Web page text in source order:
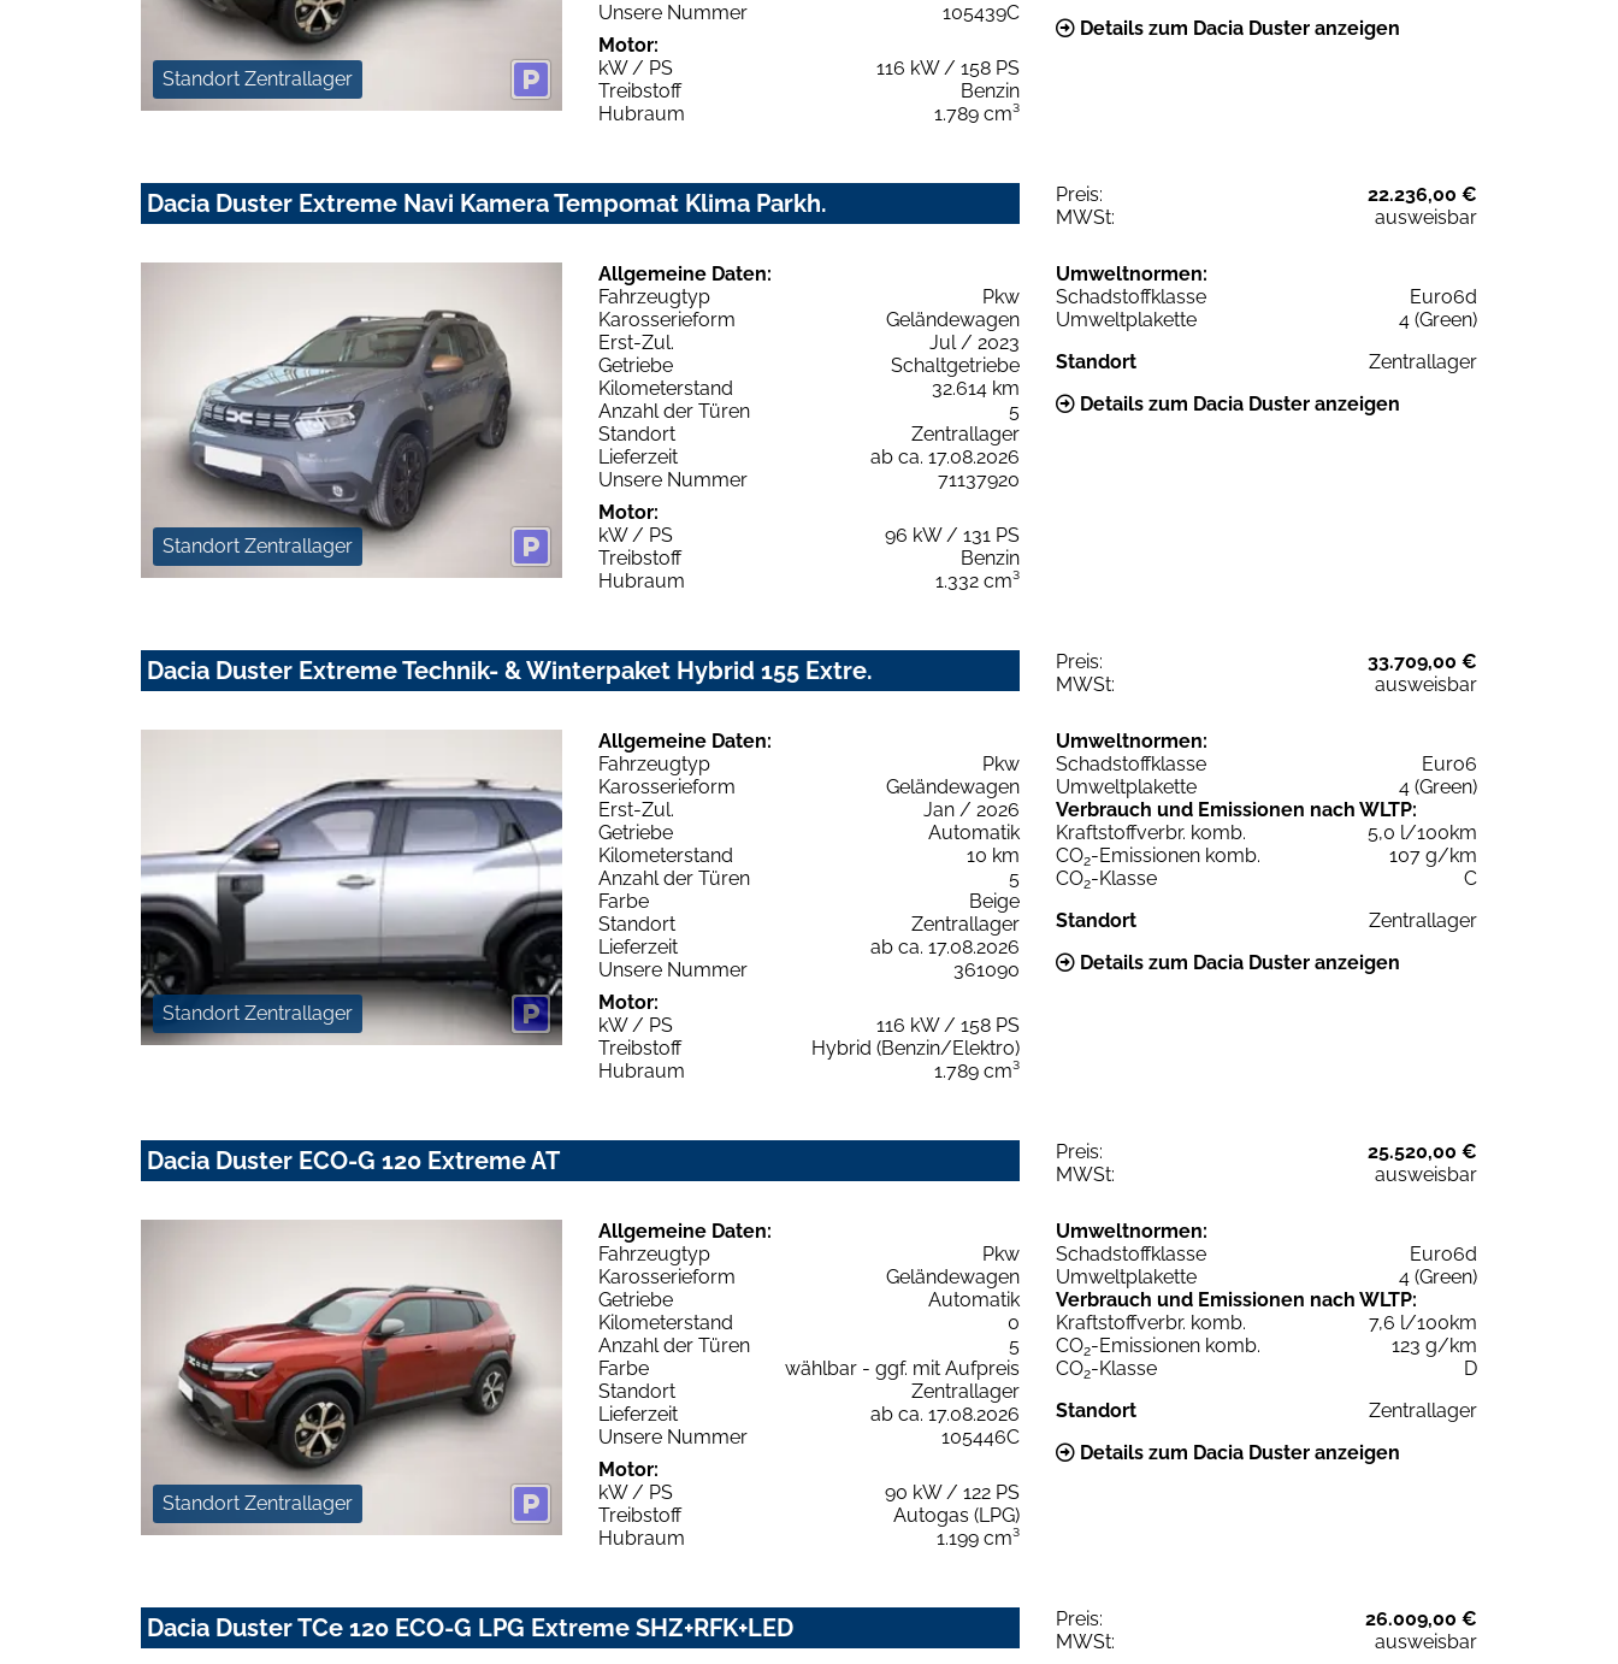
Standort Zentrallager
Unsere Nummer
105439C
Motor:
kW / PS
116 kW / 158 PS
Treibstoff
Benzin
Hubraum
1.789 cm³
Details zum Dacia Duster anzeigen
Dacia Duster Extreme Navi Kamera Tempomat Klima Parkh. Preis:
22.236,00 €
MWSt:
ausweisbar
Standort Zentrallager
Allgemeine Daten:
Fahrzeugtyp
Pkw
Karosserieform
Geländewagen
Erst-Zul.
Jul / 2023
Getriebe
Schaltgetriebe
Kilometerstand
32.614 km
Anzahl der Türen
5
Standort
Zentrallager
Lieferzeit
ab ca. 17.08.2026
Unsere Nummer
71137920
Motor:
kW / PS
96 kW / 131 PS
Treibstoff
Benzin
Hubraum
1.332 cm³
Umweltnormen:
Schadstoffklasse
Euro6d
Umweltplakette
4 (Green)
Standort
Zentrallager
Details zum Dacia Duster anzeigen
Dacia Duster Extreme Technik- & Winterpaket Hybrid 155 Extre. Preis:
33.709,00 €
MWSt:
ausweisbar
Standort Zentrallager
Allgemeine Daten:
Fahrzeugtyp
Pkw
Karosserieform
Geländewagen
Erst-Zul.
Jan / 2026
Getriebe
Automatik
Kilometerstand
10 km
Anzahl der Türen
5
Farbe
Beige
Standort
Zentrallager
Lieferzeit
ab ca. 17.08.2026
Unsere Nummer
361090
Motor:
kW / PS
116 kW / 158 PS
Treibstoff
Hybrid (Benzin/Elektro)
Hubraum
1.789 cm³
Umweltnormen:
Schadstoffklasse
Euro6
Umweltplakette
4 (Green)
Verbrauch und Emissionen nach WLTP:
Kraftstoffverbr. komb.
5,0 l/100km
CO2-Emissionen komb.
107 g/km
CO2-Klasse
C
Standort
Zentrallager
Details zum Dacia Duster anzeigen
Dacia Duster ECO-G 120 Extreme AT Preis:
25.520,00 €
MWSt:
ausweisbar
Standort Zentrallager
Allgemeine Daten:
Fahrzeugtyp
Pkw
Karosserieform
Geländewagen
Getriebe
Automatik
Kilometerstand
0
Anzahl der Türen
5
Farbe
wählbar - ggf. mit Aufpreis
Standort
Zentrallager
Lieferzeit
ab ca. 17.08.2026
Unsere Nummer
105446C
Motor:
kW / PS
90 kW / 122 PS
Treibstoff
Autogas (LPG)
Hubraum
1.199 cm³
Umweltnormen:
Schadstoffklasse
Euro6d
Umweltplakette
4 (Green)
Verbrauch und Emissionen nach WLTP:
Kraftstoffverbr. komb.
7,6 l/100km
CO2-Emissionen komb.
123 g/km
CO2-Klasse
D
Standort
Zentrallager
Details zum Dacia Duster anzeigen
Dacia Duster TCe 120 ECO-G LPG Extreme SHZ+RFK+LED Preis:
26.009,00 €
MWSt:
ausweisbar